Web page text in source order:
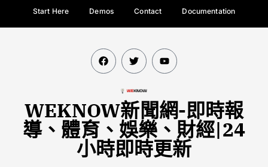
Start Here Demos Contact Documentation
WEKNOW新聞網-即時報
導、體育、娛樂、財經|24
小時即時更新